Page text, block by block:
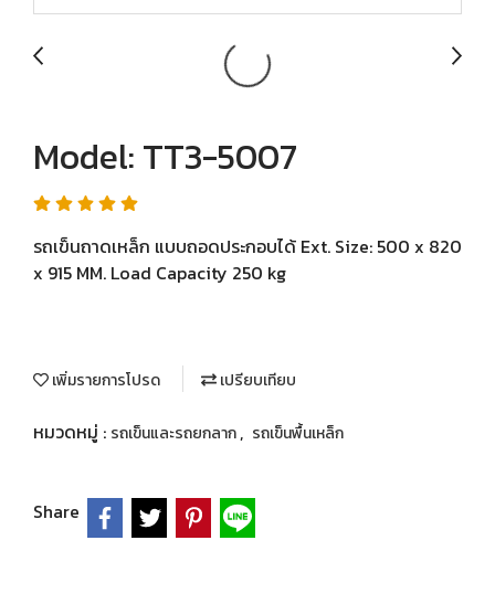
Model: TT3-5007
รถเข็นถาดเหล็ก แบบถอดประกอบได้ Ext. Size: 500 x 820
x 915 MM. Load Capacity 250 kg
เพิ่มรายการโปรด เปรียบเทียบ
หมวดหมู่ : รถเข็นและรถยกลาก, รถเข็นพื้นเหล็ก
Share